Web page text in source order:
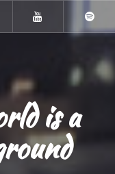
YouTube
is a